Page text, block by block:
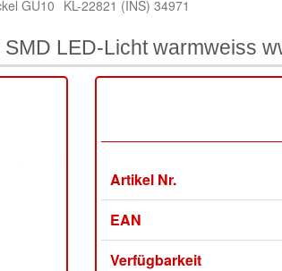
GU10 KL-22821 (INS) 34971
LED-Licht warmweiss
Artikel Nr.
EAN
Verfügbarkeit